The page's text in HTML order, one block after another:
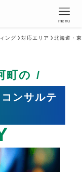
menu
ング 対応エリア 北海道・
町の
ンサルテ